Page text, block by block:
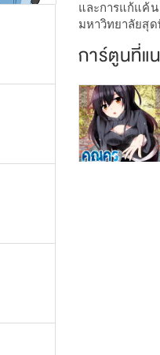
และการแก้แค้
มหาวิทยาลัยสุด
การ์ตูนที่แ